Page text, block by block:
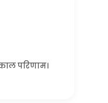
परिणाम।